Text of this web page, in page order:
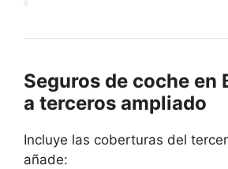
Seguros de coche en
a terceros ampliado
Incluye las coberturas del
añade: